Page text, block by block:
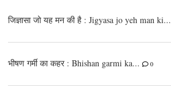
जिज्ञासा जो यह मन की है : Jigyasa jo yeh man ki...
भीषण गर्मी का कहर : Bhishan garmi ka... 0